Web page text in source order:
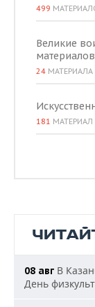
499
Великие
материалов
24 МАТЕРИАЛА
181 МАТЕРИАЛ
08 авг В
День